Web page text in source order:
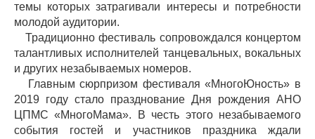
темы которых затрагивали интересы и потребности
молодой аудитории.
Традиционно фестиваль сопровождался концертом
талантливых исполнителей танцевальных, вокальных
и других незабываемых номеров.
Главным сюрпризом фестиваля «МногоЮность» в
2019 году стало празднование Дня рождения АНО
ЦПМС «МногоМама». В честь этого незабываемого
события гостей и участников праздника ждали